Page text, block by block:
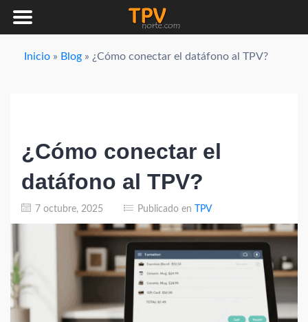
Inicio » Blog » ¿Cómo conectar el datáfono al TPV?
¿Cómo conectar el
datáfono al TPV?
7 octubre, 2025 Publicado en TPV